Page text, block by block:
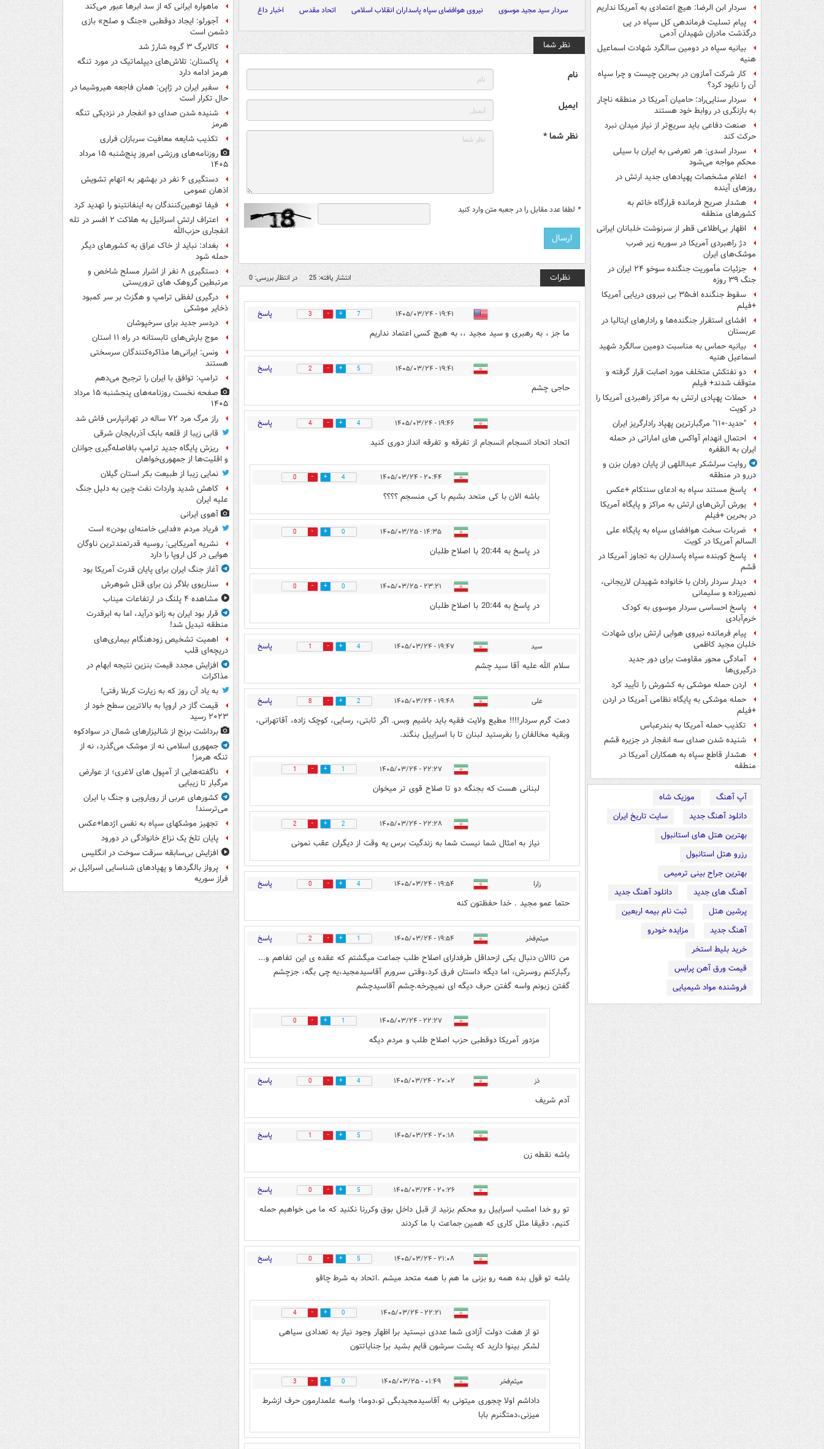
سردار ابن الرضا: هیچ اعتمادی به آمریکا نداریم
پیام تسلیت فرماندهی کل سپاه در پی
درگذشت مادران شهیدان آدمی
بیانیه سپاه در دومین سالگرد شهادت اسماعیل
هنیه
کار شرکت آمازون در بحرین چیست و چرا سپاه
آن را نابود کرد؟
سردار سنایی‌راد: حامیان آمریکا در منطقه ناچار
به بازنگری در روابط خود هستند
صنعت دفاعی باید سریع‌تر از نیاز میدان نبرد
حرکت کند
سردار اسدی: هر تعرضی به ایران با سیلی
محکم مواجه می‌شود
اعلام مشخصات پهپادهای جدید ارتش در
روزهای آینده
هشدار صریح فرمانده قرارگاه خاتم‌ به
کشورهای منطقه
اظهار بی‌اطلاعی قطر از سرنوشت خلبانان ایرانی
دژ راهبردی آمریکا در سوریه زیر ضرب
موشک‌های ایران
جزئیات مأموریت جنگنده سوخو ۲۴ ایران در
جنگ ۳۹ روزه
سقوط جنگنده اف۳۵ بی نیروی دریایی آمریکا
+فیلم
افشای استقرار جنگنده‌ها و رادارهای ایتالیا در
عربستان
بیانیه حماس به مناسبت دومین سالگرد شهید
اسماعیل هنیه
دو نفتکش متخلف مورد اصابت قرار گرفته و
متوقف شدند+ فیلم
حملات پهپادی ارتش به مراکز راهبردی آمریکا را
در کویت
"حدید-۱۱۰" مرگبارترین پهپاد رادارگریز ایران
احتمال انهدام آواکس های اماراتی در حمله
ایران به الظفره
روایت سرلشکر عبداللهی از پایان دوران بزن و
دررو در منطقه
پاسخ مستند سپاه به ادعای سنتکام +عکس
یورش آرش‌های ارتش به مراکز و پایگاه‌ آمریکا
در بحرین +فیلم
ضربات سخت هوافضای سپاه به پایگاه علی
السالم آمریکا در کویت
پاسخ کوبنده سپاه پاسداران به تجاوز آمریکا در
قشم
دیدار سردار رادان با خانواده شهیدان لاریجانی،
نصیرزاده و سلیمانی
پاسخ احساسی سردار موسوی به کودک
خرم‌آبادی
پیام فرمانده نیروی هوایی ارتش برای شهادت
خلبان مجید کاظمی
آمادگی محور مقاومت برای دور جدید
درگیری‌ها
اردن حمله موشکی به کشورش را تأیید کرد
حمله موشکی به پایگاه نظامی آمریکا در اردن
+فیلم
تکذیب حمله آمریکا به بندرعباس
شنیده شدن صدای سه انفجار در جزیره قشم
هشدار قاطع سپاه به همکاران آمریکا در
منطقه
آپ آهنگ
موزیک شاه
دانلود آهنگ جدید
سایت تاریخ ایران
بهترین هتل های استانبول
رزرو هتل استانبول
بهترین جراح بینی ترمیمی
آهنگ های جدید
دانلود آهنگ جدید
پرشین هتل
ثبت نام بیمه اربعین
آهنگ جدید
مزایده خودرو
خرید بلیط استخر
قیمت ورق آهن پرایس
فروشنده مواد شیمیایی
سردار سید مجید موسوی نیروی هوافضای سپاه پاسداران انقلاب اسلامی اتحاد مقدس اخبار داغ
نظر شما
نام
ایمیل
نظر شما *
* لطفا عدد مقابل را در جعبه متن وارد کنید
نظرات انتشار یافته: 25 در انتظار بررسی: 0
۱۹:۴۱ - ۱۴۰۵/۰۳/۲۴ 7
3 پاسخ
ما جز ، به رهبری و سید مجید ،، به هیچ کسی اعتماد نداریم
۱۹:۴۱ - ۱۴۰۵/۰۳/۲۴ 5
2 پاسخ
حاجی چشم
۱۹:۴۶ - ۱۴۰۵/۰۳/۲۴ 4
4 پاسخ
اتحاد اتحاد انسجام انسجام از تفرقه و تفرقه انداز دوری کنید
۲۰:۴۴ - ۱۴۰۵/۰۳/۲۴ 4
0
باشه الان با کی متحد بشیم با کی منسجم ؟؟؟؟
۱۴:۳۵ - ۱۴۰۵/۰۳/۲۵ 0
0
در پاسخ به 20:44 با اصلاح طلبان
۲۳:۲۱ - ۱۴۰۵/۰۳/۲۵ 0
0
در پاسخ به 20:44 با اصلاح طلبان
سید ۱۹:۴۷ - ۱۴۰۵/۰۳/۲۴ 4
1 پاسخ
سلام الله علیه آقا سید چشم
علی ۱۹:۴۸ - ۱۴۰۵/۰۳/۲۴ 2
8 پاسخ
دمت گرم سردار!!!! مطیع ولایت فقیه باید باشیم وبس. اگر ثابتی، رسایی، کوچک زاده، آقاتهرانی،
وبقیه مخالفان را بفرستید لبنان تا با اسراییل بنگند.
۲۲:۲۷ - ۱۴۰۵/۰۳/۲۴ 1
1
لبنانی هست که بجنگه دو تا صلاح قوی تر میخوان
۲۲:۲۸ - ۱۴۰۵/۰۳/۲۴ 2
2
نیاز به امثال شما نیست شما به زندگیت برس یه وقت از دیگران عقب نمونی
زارا ۱۹:۵۴ - ۱۴۰۵/۰۳/۲۴ 4
0 پاسخ
حتما عمو مجید . خدا حفظتون کنه
میثم‌فخر ۱۹:۵۴ - ۱۴۰۵/۰۳/۲۴ 1
2 پاسخ
من تاالان دنبال یکی ازحداقل طرفدارای اصلاح طلب جماعت میگشتم که عقده ی این تفاهم و...
رگبارکنم روسرش، اما دیگه داستان فرق کرد،وقتی سرورم آقاسیدمجید،یه چی بگه، جزچشم
گفتن زبونم واسه گفتن حرف دیگه ای نمیچرخه.چشم آقاسیدچشم
۲۲:۲۷ - ۱۴۰۵/۰۳/۲۴ 1
0
مزدور آمریکا دوقطبی حزب اصلاح طلب و مردم دیگه
ذز ۲۰:۰۲ - ۱۴۰۵/۰۳/۲۴ 4
0 پاسخ
آدم شریف
۲۰:۱۸ - ۱۴۰۵/۰۳/۲۴ 5
1 پاسخ
باشه نقطه زن
۲۰:۲۶ - ۱۴۰۵/۰۳/۲۴ 5
0 پاسخ
تو رو خدا امشب اسراییل رو محکم بزنید از قبل داخل بوق وکررنا نکنید که ما می خواهیم حمله
کنیم، دقیقا مثل کاری که همین جماعت با ما کردند
۲۱:۰۸ - ۱۴۰۵/۰۳/۲۴ 5
0 پاسخ
باشه تو قول بده همه رو بزنی ما هم با همه متحد میشم .اتحاد به شرط چاقو
۲۲:۲۱ - ۱۴۰۵/۰۳/۲۴ 0
4
تو از هفت دولت آزادی شما عددی نیستید برا اظهار وجود نیاز به تعدادی سیاهی
لشکر بینوا دارید که پشت سرشون قایم بشید برا جنایاتتون
میثم‌فخر ۰۱:۴۹ - ۱۴۰۵/۰۳/۲۵ 0
3
داداشم اولا چجوری میتونی به آقاسیدمجیدبگی تو،دوما؛ واسه علمدارمون حرف ازشرط
میزنی،دمتگنرم بابا
ماهواره ایرانی که از سد ابرها عبور می‌کند
آجورلو: ایجاد دوقطبی «جنگ و صلح‌» بازی
دشمن است
کالابرگ ۳ گروه شارژ شد
پاکستان: تلاش‌های دیپلماتیک در مورد تنگه
هرمز ادامه دارد
سفیر ایران در ژاپن: همان فاجعه هیروشیما در
حال تکرار است
شنیده شدن صدای دو انفجار در نزدیکی تنگه
هرمز
تکذیب شایعه معافیت سربازان فراری
روزنامه‌های ورزشی امروز پنج‌شنبه ۱۵ مرداد
۱۴۰۵
دستگیری ۶ نفر در بهشهر به اتهام تشویش
اذهان عمومی
فیفا توهین‌کنندگان به اینفانتینو را تهدید کرد
اعتراف ارتش اسرائیل به هلاکت ۲ افسر در تله
انفجاری حزب‌الله
بغداد: نباید از خاک عراق به کشورهای دیگر
حمله شود
دستگیری ۸ نفر از اشرار مسلح شاخص و
مرتبطین گروهک های تروریستی
درگیری لفظی ترامپ و هگزث بر سر کمبود
ذخایر موشکی
دردسر جدید برای سرخپوشان
موج بارش‌های تابستانه در راه ۱۱ استان
ونس: ایرانی‌ها مذاکره‌کنندگان سرسختی
هستند
ترامپ: توافق با ایران را ترجیح می‌دهم
صفحه نخست روزنامه‌های پنجشنبه ۱۵ مرداد
۱۴۰۵
راز مرگ مرد ۷۲ ساله در تهرانپارس فاش شد
قابی زیبا از قلعه بابک آذربایجان شرقی
ریزش پایگاه جدید ترامپ بافاصله‌گیری جوانان
و اقلیت‌ها از جمهوری‌خواهان
نمایی زیبا از طبیعت بکر استان گیلان
کاهش شدید واردات نفت چین به دلیل جنگ
علیه ایران
آهوی ایرانی
فریاد مردم «فدایی خامنه‌ای بودن» است
نشریه آمریکایی: روسیه قدرتمندترین ناوگان
هوایی در کل اروپا را دارد
آغاز جنگ ایران برای پایان قدرت آمریکا بود
سناریوی بلاگر زن برای قتل شوهرش
مشاهده ۴ پلنگ در ارتفاعات میناب
قرار بود ایران به زانو درآید، اما به ابرقدرت
منطقه تبدیل شد!
اهمیت تشخیص زودهنگام بیماری‌های
دریچه‌ای قلب
افزایش مجدد قیمت بنزین نتیجه ابهام در
مذاکرات
به یاد آن روز که به زیارت کربلا رفتی!
قیمت گاز در اروپا به بالاترین سطح خود از
۲۰۲۳ رسید
برداشت برنج از شالیزارهای شمال در سوادکوه
جمهوری اسلامی نه از موشک می‌گذرد، نه از
تنگه هرمز!
ناگفته‌هایی از آمپول های لاغری؛ از عوارض
مرگبار تا زیبایی
کشورهای عربی از رویارویی و جنگ با ایران
می‌ترسند!
تجهیز موشکهای سپاه به نفس اژدها+عکس
پایان تلخ یک نزاع خانوادگی در دورود
افزایش بی‌سابقه سرقت سوخت در انگلیس
پرواز بالگردها و پهپادهای شناسایی اسرائیل بر
فراز سوریه